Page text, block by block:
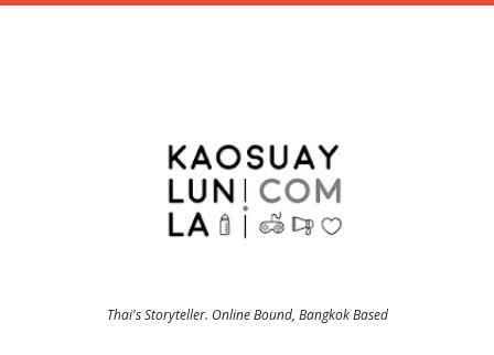
Thai's Storyteller. Online Bound, Bangkok Based